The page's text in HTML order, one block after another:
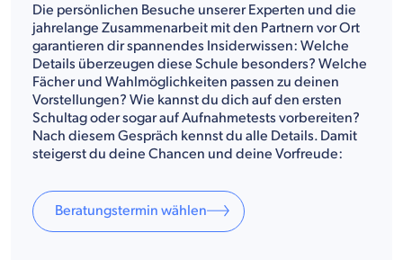
Die persönlichen Besuche unserer Experten und die
jahrelange Zusammenarbeit mit den Partnern vor Ort
garantieren dir spannendes Insiderwissen: Welche
Details überzeugen diese Schule besonders? Welche
Fächer und Wahlmöglichkeiten passen zu deinen
Vorstellungen? Wie kannst du dich auf den ersten
Schultag oder sogar auf Aufnahmetests vorbereiten?
Nach diesem Gespräch kennst du alle Details. Damit
steigerst du deine Chancen und deine Vorfreude:
Beratungstermin wählen